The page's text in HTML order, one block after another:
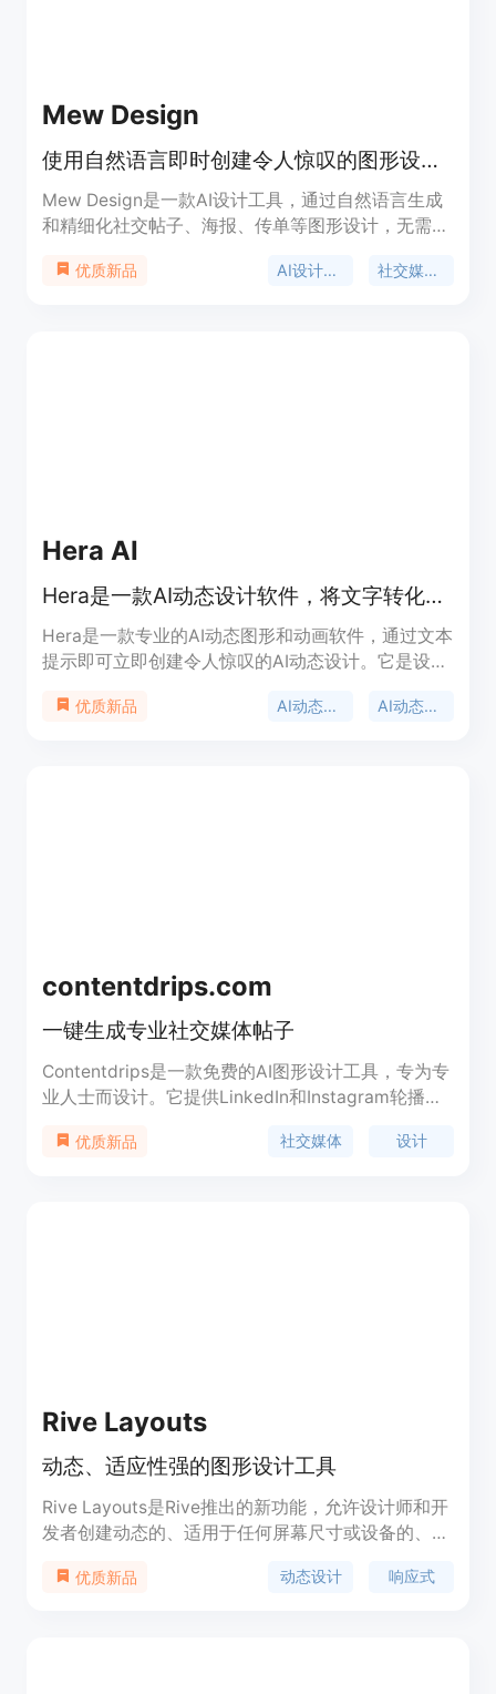
Mew Design
使用自然语言即时创建令人惊叹的图形设计。
Mew Design是一款AI设计工具，通过自然语言生成
和精细化社交帖子、海报、传单等图形设计，无需技
能、高效的设计解决方案。
优质新品 AI设计生成器 社交媒体设计
Hera AI
Hera是一款AI动态设计软件，将文字转化为令人惊叹的动画视频，为设计师和创作者提供AI动态图形生成。
Hera是一款专业的AI动态图形和动画软件，通过文本
提示即可立即创建令人惊叹的AI动态设计。它是设计
优质新品 AI动态图形 AI动态设计
contentdrips.com
一键生成专业社交媒体帖子
Contentdrips是一款免费的AI图形设计工具，专为专
业人士而设计。它提供LinkedIn和Instagram轮播图
几分钟内创建专业的社交媒体帖子，无需设计经验。
优质新品 社交媒体 设计
Rive Layouts
动态、适应性强的图形设计工具
Rive Layouts是Rive推出的新功能，允许设计师和开
发者创建动态的、适用于任何屏幕尺寸或设备的、生
的原则，保留了Rive特有的流畅动画和交互性。Rive
优质新品 动态设计 响应式